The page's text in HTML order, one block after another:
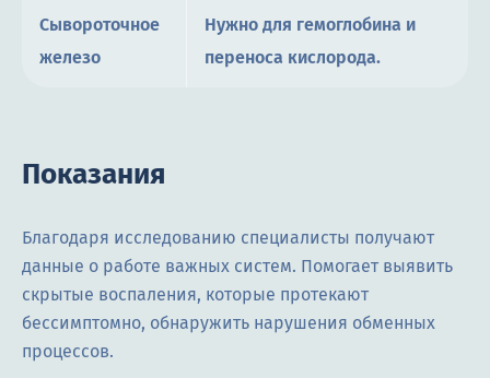
Сывороточное
железо
Нужно для гемоглобина и
переноса кислорода.
Показания
Благодаря исследованию специалисты получают
данные о работе важных систем. Помогает выявить
скрытые воспаления, которые протекают
бессимптомно, обнаружить нарушения обменных
процессов.